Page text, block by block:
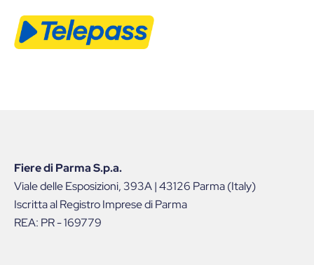
Fiere di Parma S.p.a.
Viale delle Esposizioni, 393A | 43126 Parma (Italy)
Iscritta al Registro Imprese di Parma
REA: PR - 169779